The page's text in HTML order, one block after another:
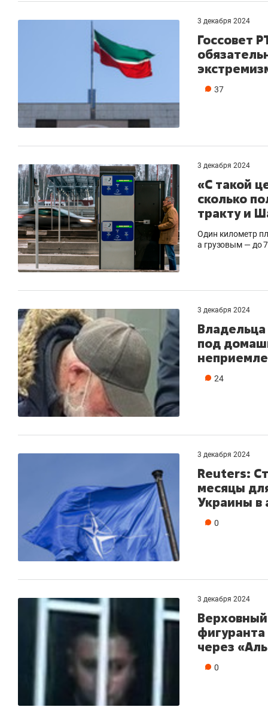
3 декабря 2024
Госсовет
37
3 декабря 2024
«С такой
сколько
тракту и
Один километр
а грузовым — до
3 декабря 2024
под
24
3 декабря 2024
Reuters:
месяцы
Украины в
0
3 декабря 2024
через
0